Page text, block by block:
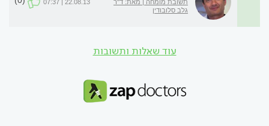
תשובת מומחה | מאת: ד"ר
גלב סלובודין
22.08.13 | 07:37
עוד שאלות ותשובות